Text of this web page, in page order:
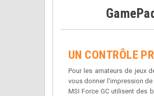
UN CONTRÔLE
Pour les amateurs de jeux
vous donner l'impression
MSI Force GC utilisent des